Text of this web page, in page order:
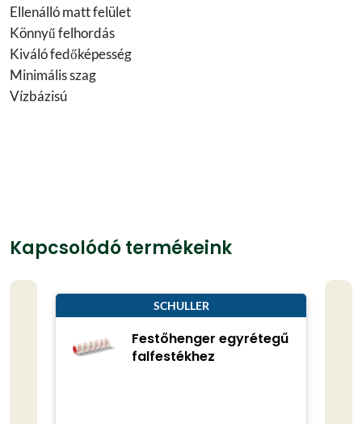
Ellenálló matt felület
Könnyű felhordás
Kiváló fedőképesség
Minimális szag
Vízbázisú
Kapcsolódó termékeink
SCHULLER
Festőhenger egyrétegű
falfestékhez